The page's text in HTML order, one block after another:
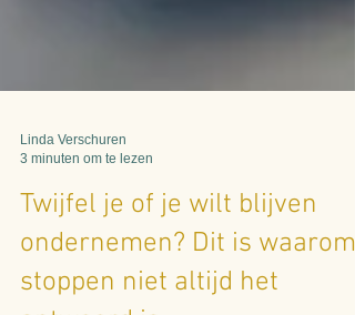
Linda Verschuren
3 minuten om te lezen
Twijfel je of je wilt blijven
ondernemen? Dit is waarom